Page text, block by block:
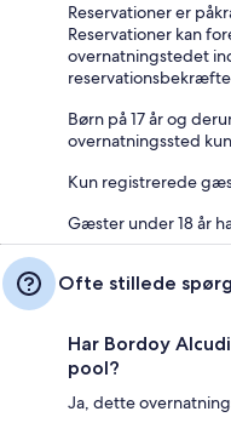
Reservationer er
Reservationer kan
overnatningstedet
Børn på 17 år og
overnatningssted
Kun registrerede
Gæster under 18 år
Ofte stillede
Har Bordoy
pool?
Ja, dette